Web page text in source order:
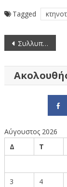
Tagged
Πλοήγηση
Συλλυπητήριο μήνυμα Αντιπεριφερειάρχη Φλώρινας για τον θάνατο του Λάζαρου Αντωνιάδη
Αύγουστος 2026
Δ
Τ
3
4